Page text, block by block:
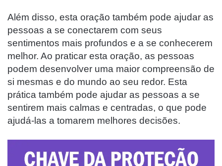
Além disso, esta oração também pode ajudar as
pessoas a se conectarem com seus
sentimentos mais profundos e a se conhecerem
melhor. Ao praticar esta oração, as pessoas
podem desenvolver uma maior compreensão de
si mesmas e do mundo ao seu redor. Esta
prática também pode ajudar as pessoas a se
sentirem mais calmas e centradas, o que pode
ajudá-las a tomarem melhores decisões.